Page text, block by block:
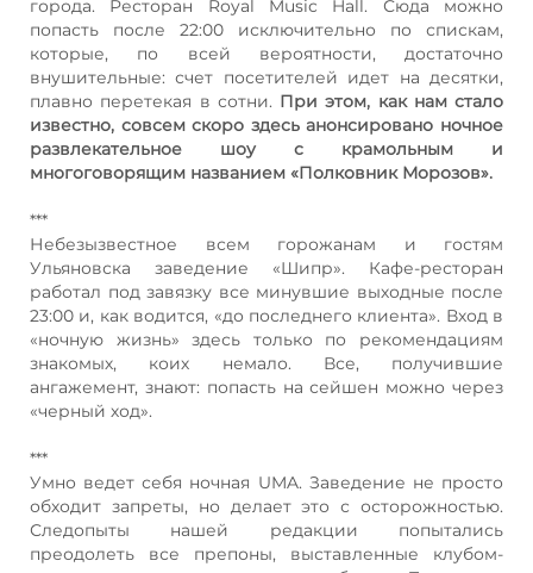
города. Ресторан Royal Music Hall. Сюда можно
попасть после 22:00 исключительно по спискам,
которые, по всей вероятности, достаточно
внушительные: счет посетителей идет на десятки,
плавно перетекая в сотни. При этом, как нам стало
известно, совсем скоро здесь анонсировано ночное
развлекательное шоу с крамольным и
многоговорящим названием «Полковник Морозов».
***
Небезызвестное всем горожанам и гостям
Ульяновска заведение «Шипр». Кафе-ресторан
работал под завязку все минувшие выходные после
23:00 и, как водится, «до последнего клиента». Вход в
«ночную жизнь» здесь только по рекомендациям
знакомых, коих немало. Все, получившие
ангажемент, знают: попасть на сейшен можно через
«черный ход».
***
Умно ведет себя ночная UMA. Заведение не просто
обходит запреты, но делает это с осторожностью.
Следопыты нашей редакции попытались
преодолеть все препоны, выставленные клубом-